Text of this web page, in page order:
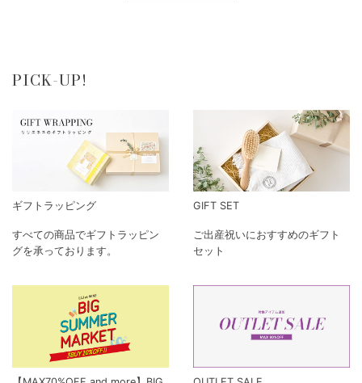
PICK-UP!
ギフトラッピング
すべての商品でギフトラッピン
グを承っております。
GIFT SET
ご出産祝いにおすすめのギフト
セット